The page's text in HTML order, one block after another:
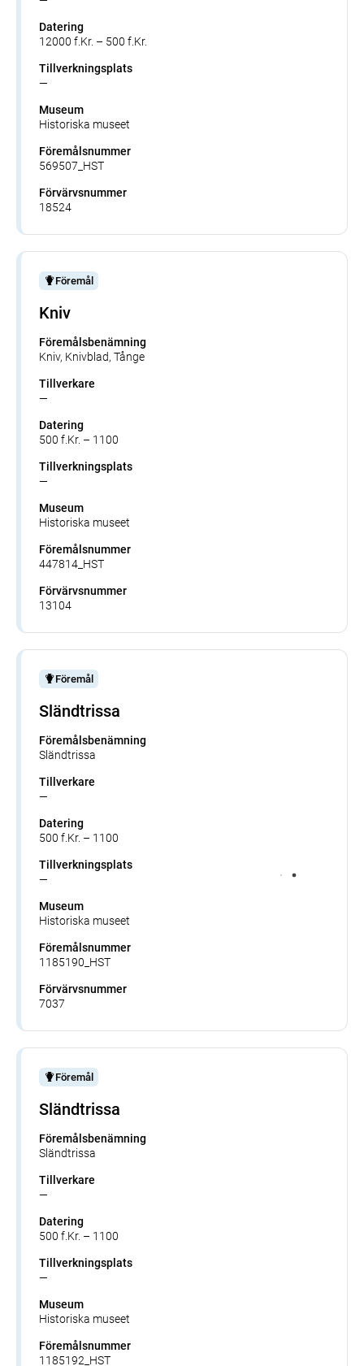
Datering
12000 f.Kr. – 500 f.Kr.
Tillverkningsplats
—
Museum
Historiska museet
Föremålsnummer
569507_HST
Förvärvsnummer
18524
Föremål
Kniv
Föremålsbenämning
Kniv, Knivblad, Tånge
Tillverkare
—
Datering
500 f.Kr. – 1100
Tillverkningsplats
—
Museum
Historiska museet
Föremålsnummer
447814_HST
Förvärvsnummer
13104
Föremål
Sländtrissa
Föremålsbenämning
Sländtrissa
Tillverkare
—
Datering
500 f.Kr. – 1100
Tillverkningsplats
—
Museum
Historiska museet
Föremålsnummer
1185190_HST
Förvärvsnummer
7037
Föremål
Sländtrissa
Föremålsbenämning
Sländtrissa
Tillverkare
—
Datering
500 f.Kr. – 1100
Tillverkningsplats
—
Museum
Historiska museet
Föremålsnummer
1185192_HST